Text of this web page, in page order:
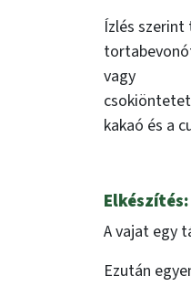
Ízlés
vagy
kakaó és a
Elkészítés:
A vajat egy
Ezután